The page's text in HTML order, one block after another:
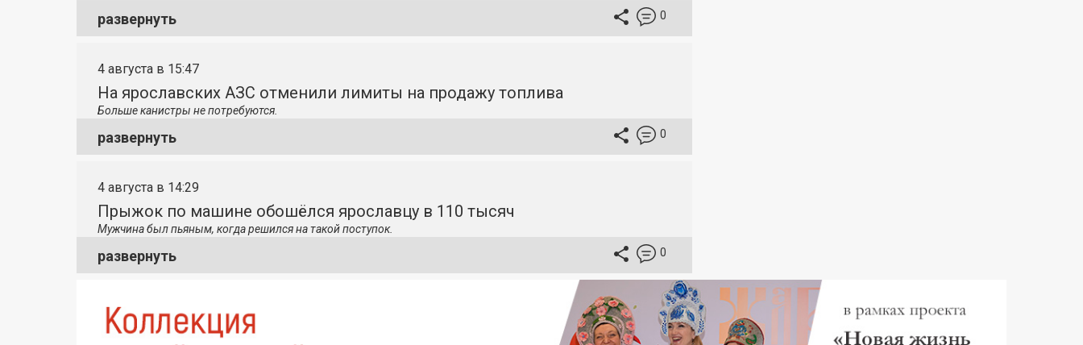
развернуть 0
4 августа в 15:47
На ярославских АЗС отменили лимиты на продажу топлива
Больше канистры не потребуются.
развернуть 0
4 августа в 14:29
Прыжок по машине обошёлся ярославцу в 110 тысяч
Мужчина был пьяным, когда решился на такой поступок.
развернуть 0